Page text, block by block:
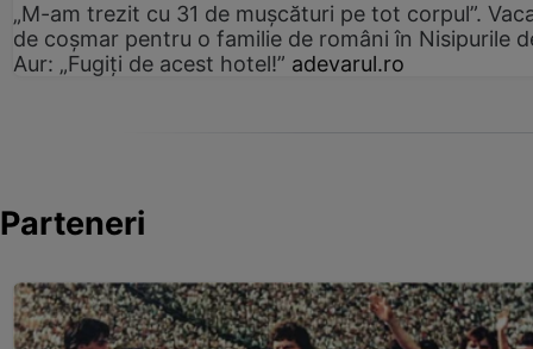
„M-am trezit cu 31 de mușcături pe tot corpul”.
de coșmar pentru o familie de români în Nisipurile
Aur: „Fugiți de acest hotel!” adevarul.ro
Parteneri